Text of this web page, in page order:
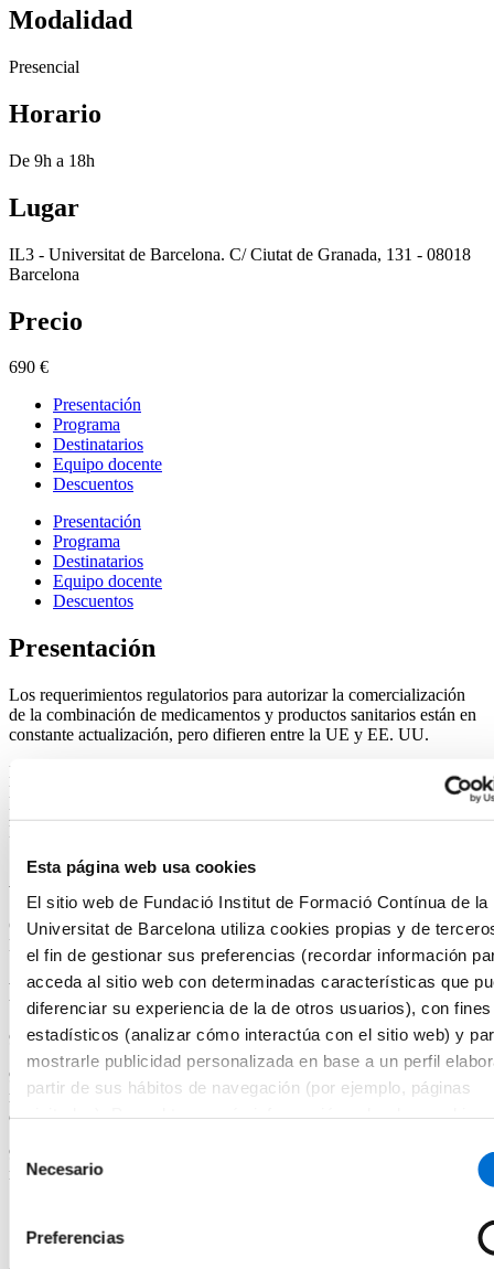
Esta página web usa cookies
El sitio web de Fundació Institut de Formació Contínua de la
Universitat de Barcelona utiliza cookies propias y de
el fin de gestionar sus preferencias (recordar información
acceda al sitio web con determinadas características que
diferenciar su experiencia de la de otros usuarios), con fines
estadísticos (analizar cómo interactúa con el sitio web) y
mostrarle publicidad personalizada en base a un perfil
partir de sus hábitos de navegación (por ejemplo, páginas
Selección
de Necesario
Preferencias
Modalidad
Presencial
Horario
De 9h a 18h
Lugar
IL3 - Universitat de Barcelona. C/ Ciutat de Granada, 131 - 08018
Barcelona
Precio
690 €
Presentación
Programa
Destinatarios
Equipo docente
Descuentos
Presentación
Programa
Destinatarios
Equipo docente
Descuentos
Presentación
Los requerimientos regulatorios para autorizar la comercialización
de la combinación de medicamentos y productos sanitarios están en
constante actualización, pero difieren entre la UE y EE. UU.
El objetivo del curso es realizar una revisión teórico-práctica de la
legislación y entender las diferencias de ambos marcos legales para
poder para establecer una buena estrategia regulatoria y cumplir con
los requerimientos aplicables.
Acreditación académica
Certificado de Asistencia por el Instituto de Formación Continua de
la Universitat de Barcelona.
Programa
9:00h Recepción del curso
9:00h – 09:45h Ponencia: Francisco Rodríguez – Introducción al
marco regulatorio EU y EEUU en productos combinados integrados
de medicamentos y productos sanitarios y definiciones
9:45h – 10:30h Ponencia: Consol Bozzo – Impacto en el dossier de
registro de medicamentos
11:00h – 12:15h Ponencia: Francisco Rodríguez – Opinión de